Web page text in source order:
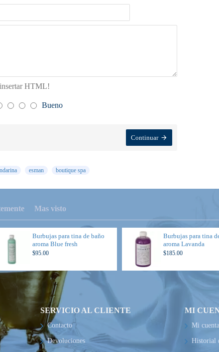
HTML!
Bueno
Continuar
esman boutique spa
Mas visto
Burbujas para tina de baño
aroma Blue fresh
$95.00
Burbujas para tina
aroma Lavanda
$185.00
SERVICIO AL CLIENTE
Contacto
Devoluciones
MI
Mi cuenta
Historial